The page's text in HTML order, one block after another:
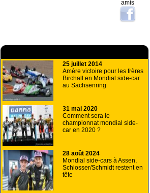
amis
25 juillet 2014
Amère victoire pour les frères
Birchall en Mondial side-car
au Sachsenring
31 mai 2020
Comment sera le
championnat mondial side-
car en 2020 ?
28 août 2024
Mondial side-cars à Assen,
Schlosser/Schmidt restent en
tête